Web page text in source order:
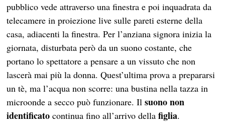
pubblico vede attraverso una finestra e poi inquadrata da
telecamere in proiezione live sulle pareti esterne della
casa, adiacenti la finestra. Per l’anziana signora inizia la
giornata, disturbata però da un suono costante, che
portano lo spettatore a pensare a un vissuto che non
lascerà mai più la donna. Quest’ultima prova a prepararsi
un tè, ma l’acqua non scorre: una bustina nella tazza in
microonde a secco può funzionare. Ilsuono non
identificato continua fino all’arrivo dellafiglia.